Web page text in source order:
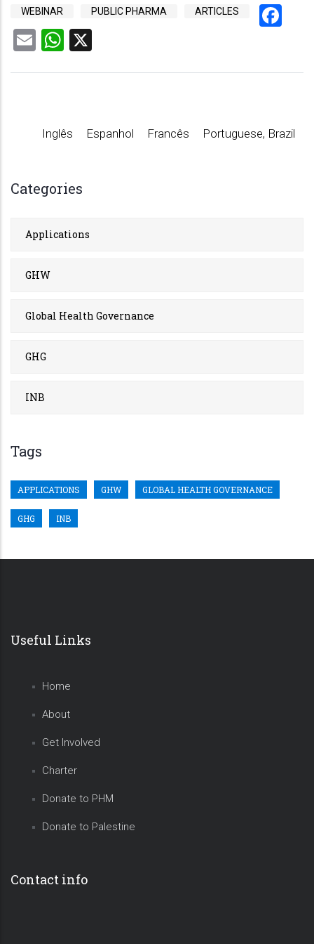
WEBINAR PUBLIC PHARMA ARTICLES
EmailWhatsApp
Inglês Espanhol Francês Portuguese, Brazil
Categories
Applications
GHW
Global Health Governance
GHG
INB
Tags
APPLICATIONS GHW GLOBAL HEALTH GOVERNANCE
GHG INB
Useful Links
Home
About
Get Involved
Charter
Donate to PHM
Donate to Palestine
Contact info